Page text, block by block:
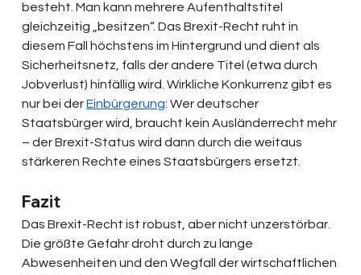
besteht. Man kann mehrere Aufenthaltstitel
gleichzeitig „besitzen“. Das Brexit-Recht ruht in
diesem Fall höchstens im Hintergrund und dient als
Sicherheitsnetz, falls der andere Titel (etwa durch
Jobverlust) hinfällig wird. Wirkliche Konkurrenz gibt es
nur bei der Einbürgerung: Wer deutscher
Staatsbürger wird, braucht kein Ausländerrecht mehr
– der Brexit-Status wird dann durch die weitaus
stärkeren Rechte eines Staatsbürgers ersetzt.
Fazit
Das Brexit-Recht ist robust, aber nicht unzerstörbar.
Die größte Gefahr droht durch zu lange
Abwesenheiten und den Wegfall der wirtschaftlichen